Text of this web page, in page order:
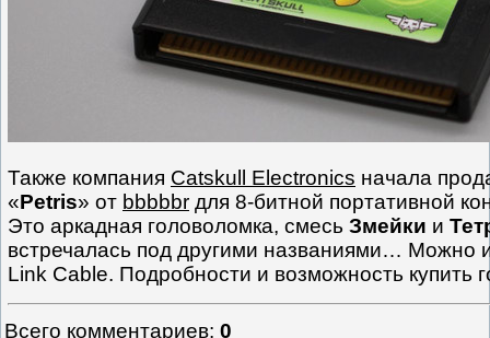
Также компания Catskull Electronics начала
«Petris» от bbbbbr для 8-битной портативной
Это аркадная головоломка, смесь Змейки и
встречалась под другими названиями… Можно
Link Cable. Подробности и возможность купить
Всего комментариев: 0